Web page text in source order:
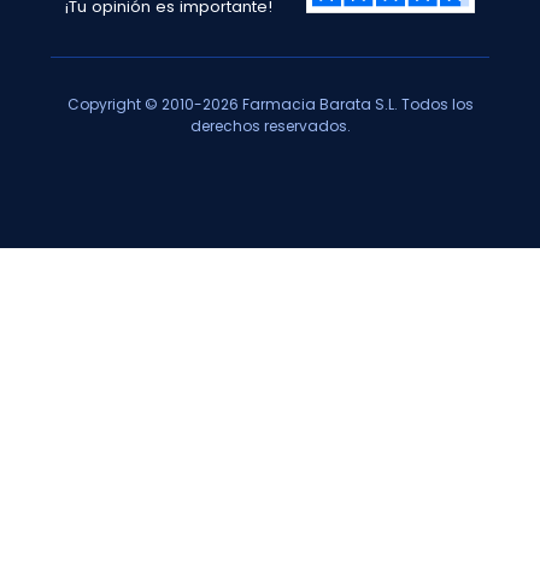
¡Tu opinión es importante!
Copyright © 2010-2026 Farmacia Barata S.L. Todos los
derechos reservados.